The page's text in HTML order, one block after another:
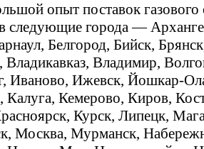
опыт поставок газового
следующие города —
Белгород, Бийск,
Владикавказ, Владимир,
Иваново, Ижевск, Йошкар-
Калуга, Кемерово, Киров,
Курск, Липецк,
Москва, Мурманск,